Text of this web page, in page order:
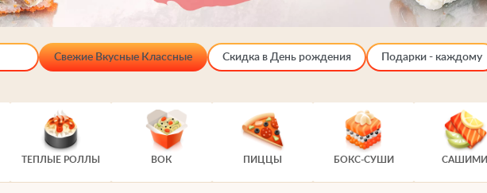
Свежие Вкусные Классные Скидка в День рождения Подарки - каждому
ТЕПЛЫЕ РОЛЛЫ ВОК ПИЦЦЫ БОКС-СУШИ САШИМИ